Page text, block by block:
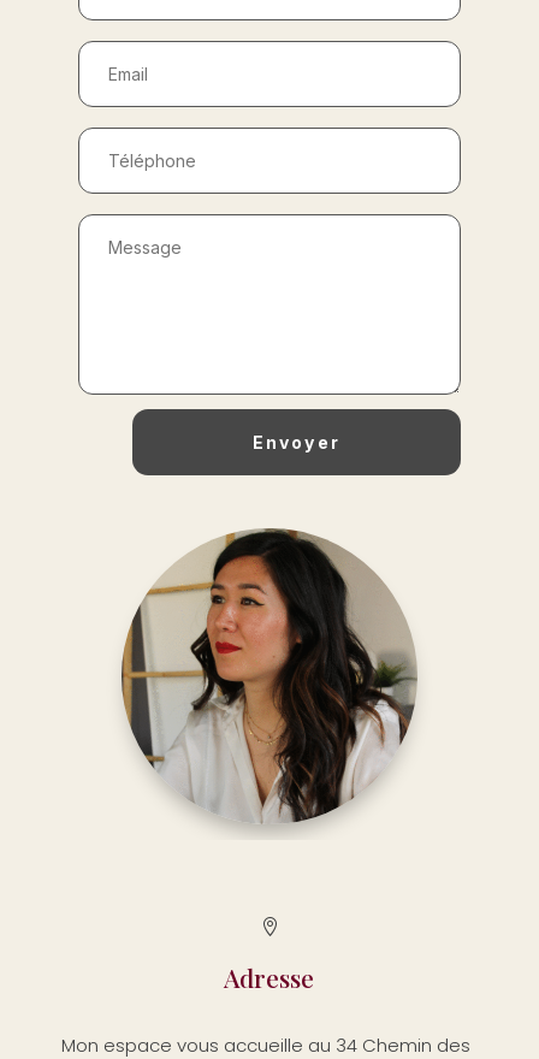
Envoyer

Adresse
Mon espace vous accueille au 34 Chemin des